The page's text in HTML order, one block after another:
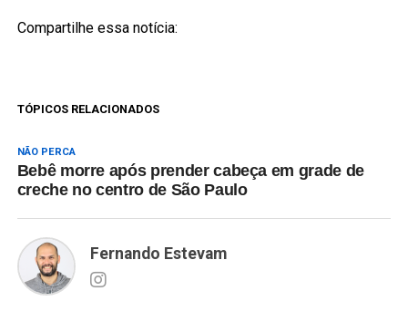
Compartilhe essa notícia:
TÓPICOS RELACIONADOS
NÃO PERCA
Bebê morre após prender cabeça em grade de
creche no centro de São Paulo
Fernando Estevam